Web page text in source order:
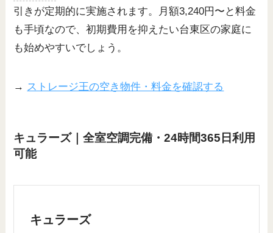
引きが定期的に実施されます。月額3,240円〜と料金
も手頃なので、初期費用を抑えたい台東区の家庭に
も始めやすいでしょう。
→ ストレージ王の空き物件・料金を確認する
キュラーズ｜全室空調完備・24時間365日利用
可能
キュラーズ